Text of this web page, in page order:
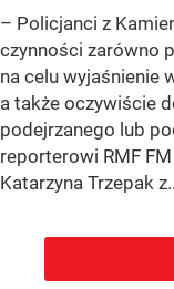
– Policjanci z
czynności zarówno
na celu wyjaśnienie
a także oczywiście
podejrzanego lub
reporterowi RMF
Katarzyna Trzepak